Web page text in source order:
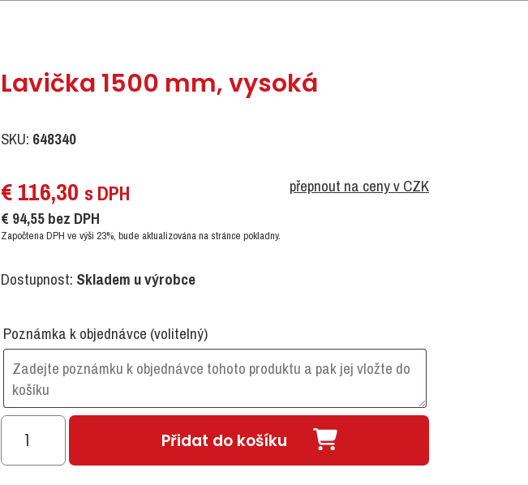
Lavička 1500 mm, vysoká
SKU: 648340
€ 116,30 s DPH
přepnout na ceny v CZK
€ 94,55bez DPH
Započtena DPH ve výši 23%, bude aktualizována na stránce pokladny.
Dostupnost: Skladem u výrobce
Poznámka k objednávce (volitelný)
Lavička
1500
Přidat do košíku